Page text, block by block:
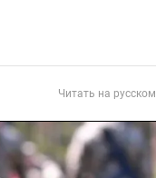
Читать на русском